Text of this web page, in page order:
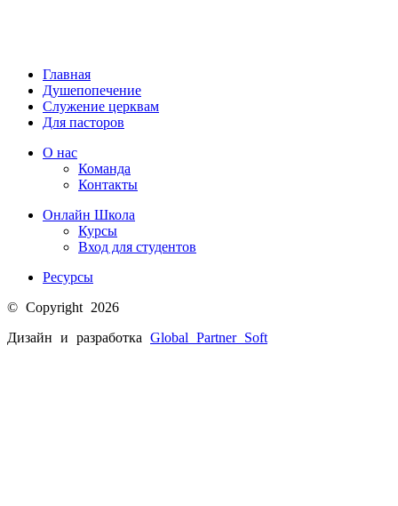
Главная
Душепопечение
Служение церквам
Для пасторов
О нас
Команда
Контакты
Онлайн Школа
Курсы
Вход для студентов
Ресурсы
© Copyright 2026
Дизайн и разработка Global Partner Soft